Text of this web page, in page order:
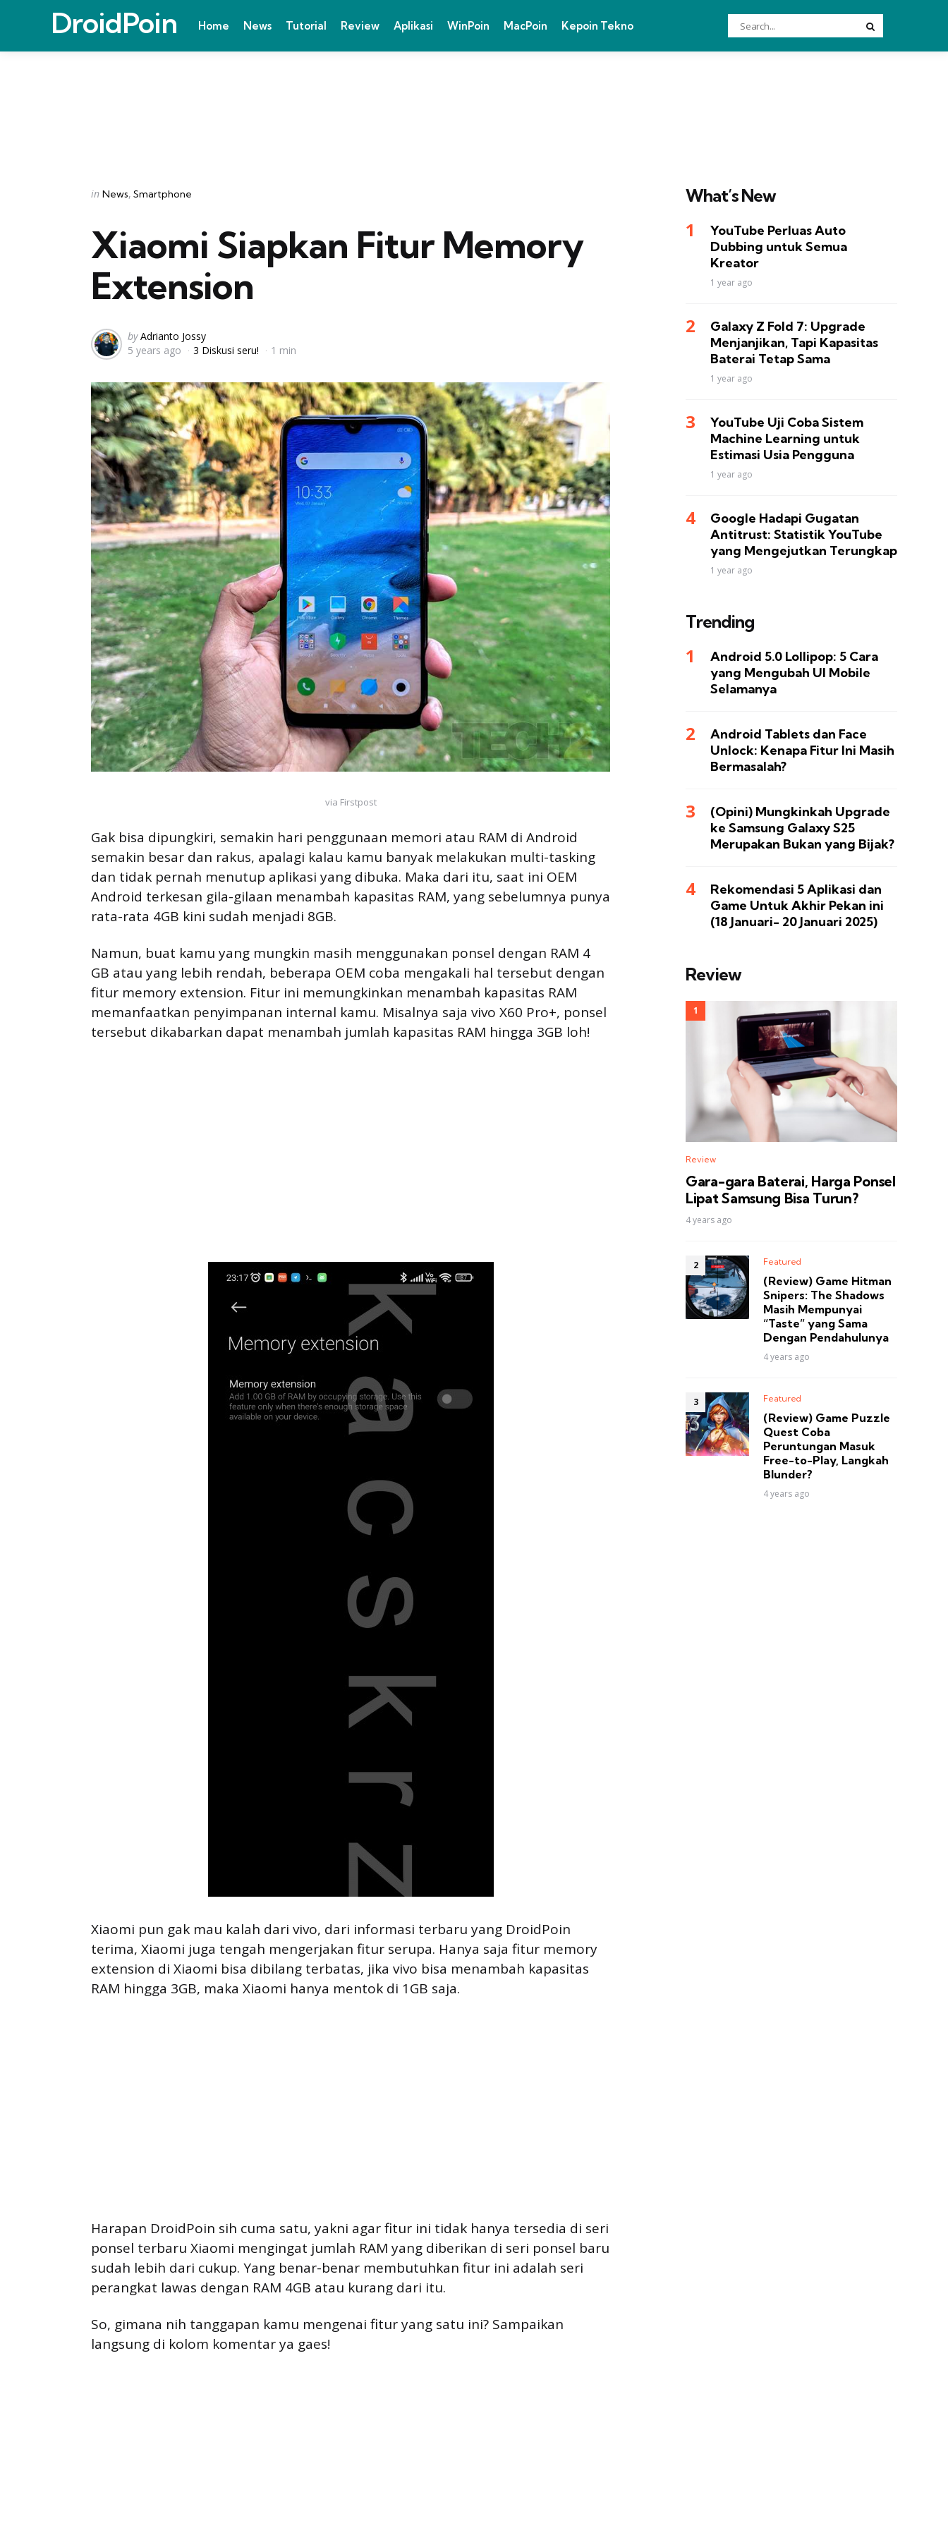
DroidPoin Home News Tutorial Review Aplikasi WinPoin MacPoin Kepoin Tekno
Search
for:
Categories
Posted
in News Smartphone
Xiaomi Siapkan Fitur Memory
Extension
Posted
by
by Adrianto Jossy
5 years ago
3 Diskusi seru! 1 min
via Firstpost
Gak bisa dipungkiri, semakin hari penggunaan memori atau RAM di Android
semakin besar dan rakus, apalagi kalau kamu banyak melakukan multi-tasking
dan tidak pernah menutup aplikasi yang dibuka. Maka dari itu, saat ini OEM
Android terkesan gila-gilaan menambah kapasitas RAM, yang sebelumnya punya
rata-rata 4GB kini sudah menjadi 8GB.
Namun, buat kamu yang mungkin masih menggunakan ponsel dengan RAM 4
GB atau yang lebih rendah, beberapa OEM coba mengakali hal tersebut dengan
fitur memory extension. Fitur ini memungkinkan menambah kapasitas RAM
memanfaatkan penyimpanan internal kamu. Misalnya saja vivo X60 Pro+, ponsel
tersebut dikabarkan dapat menambah jumlah kapasitas RAM hingga 3GB loh!
Xiaomi pun gak mau kalah dari vivo, dari informasi terbaru yang DroidPoin
terima, Xiaomi juga tengah mengerjakan fitur serupa. Hanya saja fitur memory
extension di Xiaomi bisa dibilang terbatas, jika vivo bisa menambah kapasitas
RAM hingga 3GB, maka Xiaomi hanya mentok di 1GB saja.
Harapan DroidPoin sih cuma satu, yakni agar fitur ini tidak hanya tersedia di seri
ponsel terbaru Xiaomi mengingat jumlah RAM yang diberikan di seri ponsel baru
sudah lebih dari cukup. Yang benar-benar membutuhkan fitur ini adalah seri
perangkat lawas dengan RAM 4GB atau kurang dari itu.
So, gimana nih tanggapan kamu mengenai fitur yang satu ini? Sampaikan
langsung di kolom komentar ya gaes!
What’s New
YouTube Perluas Auto
Dubbing untuk Semua
Kreator
1 year ago
Galaxy Z Fold 7: Upgrade
Menjanjikan, Tapi Kapasitas
Baterai Tetap Sama
1 year ago
YouTube Uji Coba Sistem
Machine Learning untuk
Estimasi Usia Pengguna
1 year ago
Google Hadapi Gugatan
Antitrust: Statistik YouTube
yang Mengejutkan Terungkap
1 year ago
Trending
Android 5.0 Lollipop: 5 Cara
yang Mengubah UI Mobile
Selamanya
Android Tablets dan Face
Unlock: Kenapa Fitur Ini Masih
Bermasalah?
(Opini) Mungkinkah Upgrade
ke Samsung Galaxy S25
Merupakan Bukan yang Bijak?
Rekomendasi 5 Aplikasi dan
Game Untuk Akhir Pekan ini
(18 Januari- 20 Januari 2025)
Review
Review
Gara-gara Baterai, Harga Ponsel
Lipat Samsung Bisa Turun?
4 years ago
Featured
(Review) Game Hitman
Snipers: The Shadows
Masih Mempunyai
“Taste” yang Sama
Dengan Pendahulunya
4 years ago
Featured
(Review) Game Puzzle
Quest Coba
Peruntungan Masuk
Free-to-Play, Langkah
Blunder?
4 years ago